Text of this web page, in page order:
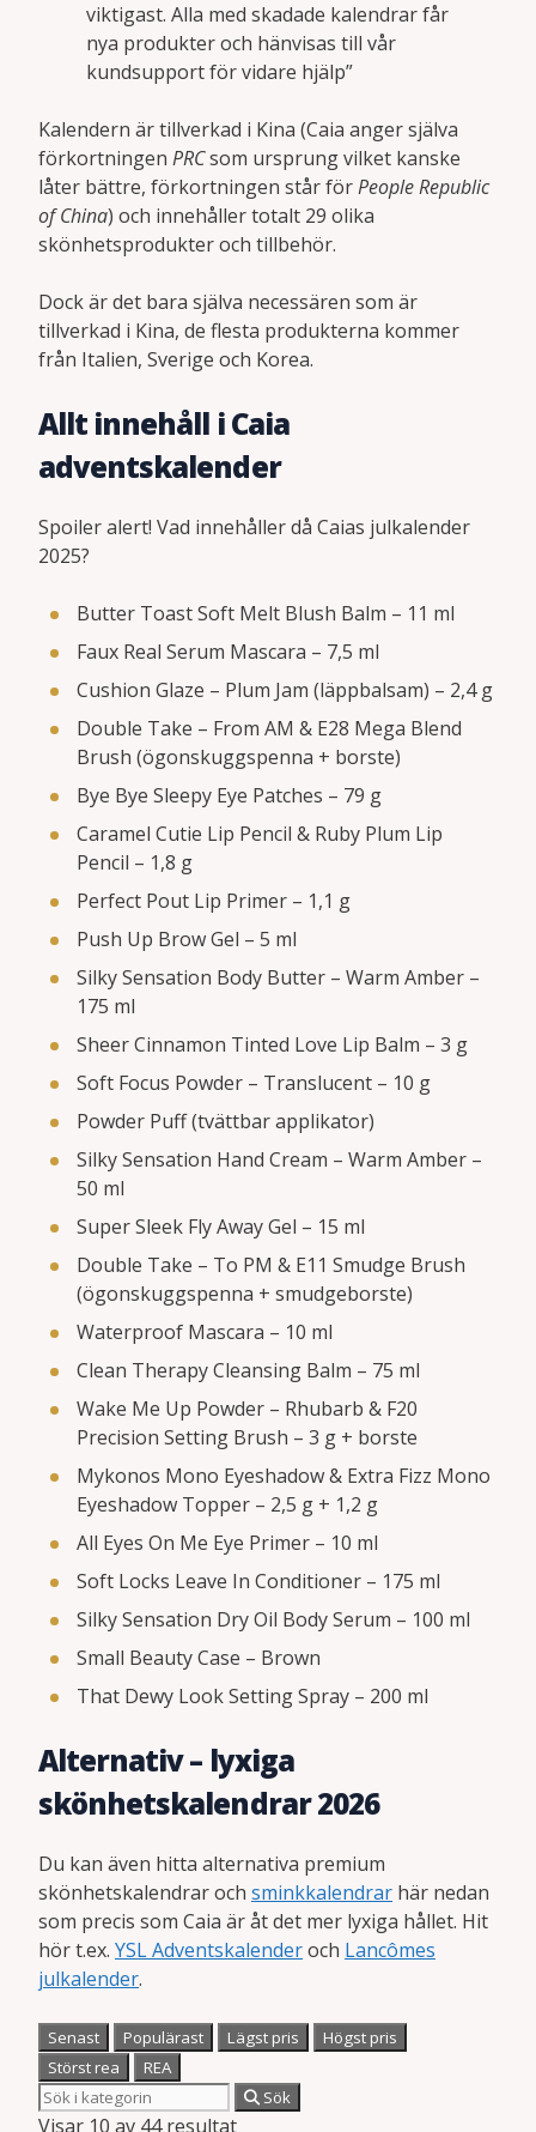
viktigast. Alla med skadade kalendrar får
nya produkter och hänvisas till vår
kundsupport för vidare hjälp”
Kalendern är tillverkad i Kina (Caia anger själva
förkortningen PRCsom ursprung vilket kanske
låter bättre, förkortningen står förPeople Republic
of China) och innehåller totalt 29 olika
skönhetsprodukter och tillbehör.
Dock är det bara själva necessären som är
tillverkad i Kina, de flesta produkterna kommer
från Italien, Sverige och Korea.
Allt innehåll i Caia
adventskalender
Spoiler alert! Vad innehåller då Caias julkalender
2025?
Butter Toast Soft Melt Blush Balm – 11 ml
Faux Real Serum Mascara – 7,5 ml
Cushion Glaze – Plum Jam (läppbalsam) – 2,4 g
Double Take – From AM & E28 Mega Blend
Brush (ögonskuggs­penna + borste)
Bye Bye Sleepy Eye Patches – 79 g
Caramel Cutie Lip Pencil & Ruby Plum Lip
Pencil – 1,8 g
Perfect Pout Lip Primer – 1,1 g
Push Up Brow Gel – 5 ml
Silky Sensation Body Butter – Warm Amber –
175 ml
Sheer Cinnamon Tinted Love Lip Balm – 3 g
Soft Focus Powder – Translucent – 10 g
Powder Puff (tvättbar applikator)
Silky Sensation Hand Cream – Warm Amber –
50 ml
Super Sleek Fly Away Gel – 15 ml
Double Take – To PM & E11 Smudge Brush
(ögonskuggs­penna + smudgeborste)
Waterproof Mascara – 10 ml
Clean Therapy Cleansing Balm – 75 ml
Wake Me Up Powder – Rhubarb & F20
Precision Setting Brush – 3 g + borste
Mykonos Mono Eyeshadow & Extra Fizz Mono
Eyeshadow Topper – 2,5 g + 1,2 g
All Eyes On Me Eye Primer – 10 ml
Soft Locks Leave In Conditioner – 175 ml
Silky Sensation Dry Oil Body Serum – 100 ml
Small Beauty Case – Brown
That Dewy Look Setting Spray – 200 ml
Alternativ – lyxiga
skönhetskalendrar 2026
Du kan även hitta alternativa premium
skönhetskalendrar och sminkkalendrar här nedan
som precis som Caia är åt det mer lyxiga hållet. Hit
hör t.ex. YSL Adventskalenderoch Lancômes
julkalender.
Senast Populärast Lägst pris
Högst pris
Störst rea
REA
Sök
Visar 10 av 44 resultat